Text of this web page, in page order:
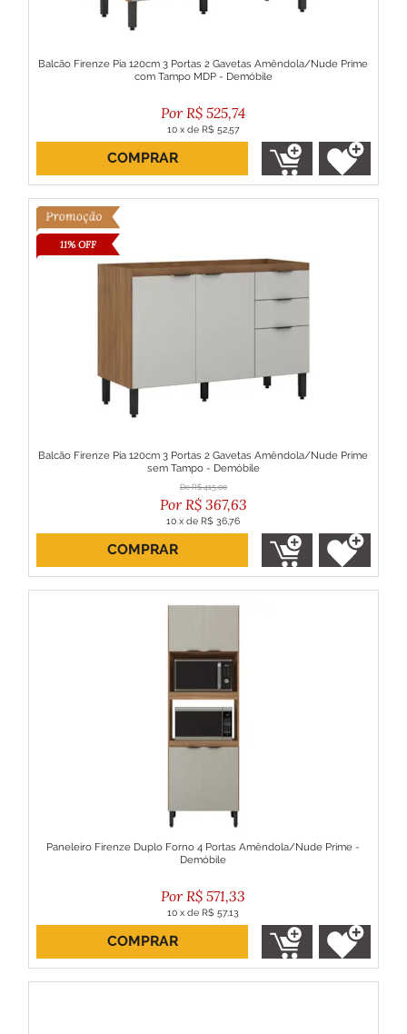
Balcão Firenze Pia 120cm 3 Portas 2 Gavetas Amêndola/Nude Prime
com Tampo MDP - Demóbile
R$ 525,74
10 x de R$ 52,57
ou R$ 473,17 no boleto
COMPRAR
11% OFF
Balcão Firenze Pia 120cm 3 Portas 2 Gavetas Amêndola/Nude Prime
sem Tampo - Demóbile
R$ 415,00
R$ 367,63
10 x de R$ 36,76
ou R$ 330,87 no boleto
COMPRAR
Paneleiro Firenze Duplo Forno 4 Portas Amêndola/Nude Prime -
Demóbile
R$ 571,33
10 x de R$ 57,13
ou R$ 514,20 no boleto
COMPRAR